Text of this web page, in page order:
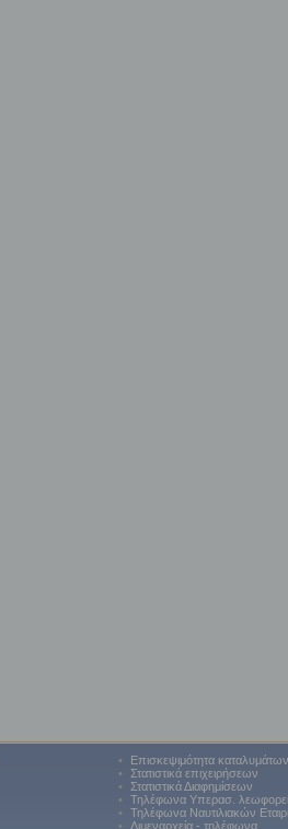
•
Επισκεψιμότητα καταλυμάτων
•
Στατιστικά επιχειρήσεων
•
Στατιστικά Διαφημίσεων
•
Τηλέφωνα Υπερασ.
•
Τηλέφωνα Ναυτιλιακών
•
Λιμεναρχεία - τηλέφωνα